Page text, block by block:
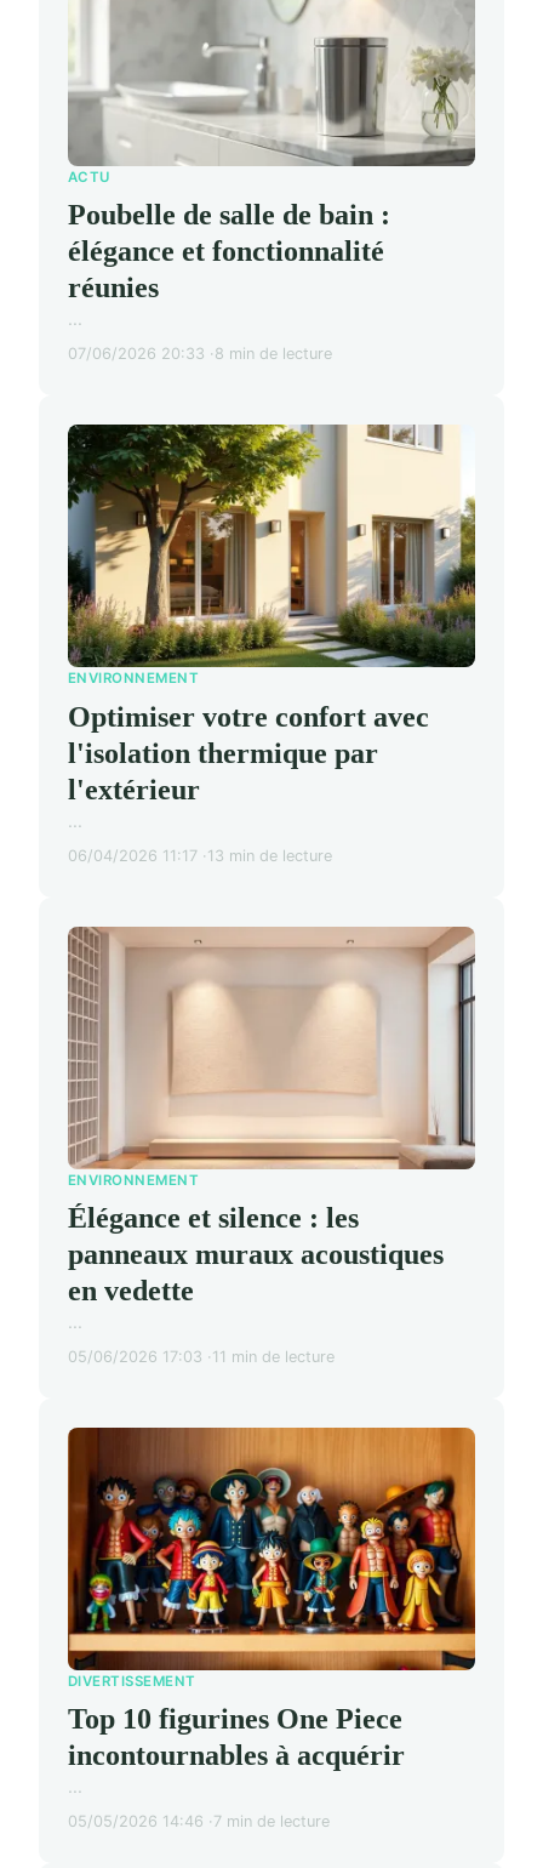
ACTU
Poubelle de salle de bain :
élégance et fonctionnalité
réunies
...
07/06/2026 20:33 8 min de lecture
ENVIRONNEMENT
Optimiser votre confort avec
l'isolation thermique par
l'extérieur
...
06/04/2026 11:17 13 min de lecture
ENVIRONNEMENT
Élégance et silence : les
panneaux muraux acoustiques
en vedette
...
05/06/2026 17:03 11 min de lecture
DIVERTISSEMENT
Top 10 figurines One Piece
incontournables à acquérir
...
05/05/2026 14:46 7 min de lecture